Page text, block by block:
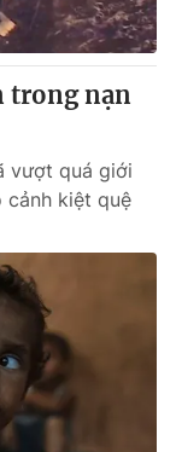
trong nạn
vượt quá giới
cảnh kiệt quệ